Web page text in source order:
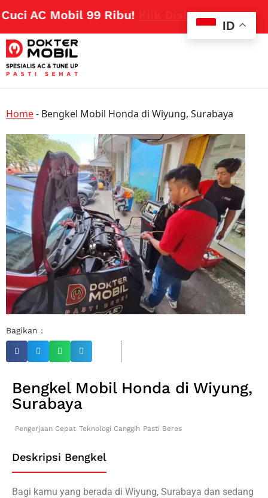
AC Mobil 99 Ribu!Klik Disini
Home- Bengkel Mobil Honda di Wiyung, Surabaya
Bagikan :
Bengkel Mobil Honda di Wiyung,
Surabaya
Pengerjaan Cepat Teknologi Canggih Pasti Beres
Deskripsi Bengkel
Bagi kamu yang berada di Wiyung, Surabaya dan sedang
ID